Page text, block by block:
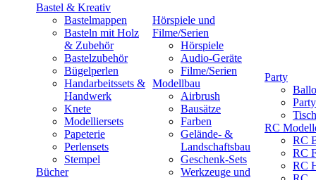
Bastel & Kreativ
Bastelmappen
Basteln mit Holz
& Zubehör
Bastelzubehör
Bügelperlen
Handarbeitssets &
Handwerk
Knete
Modelliersets
Papeterie
Perlensets
Stempel
Bücher
Hörspiele und
Filme/Serien
Hörspiele
Audio-Geräte
Filme/Serien
Modellbau
Airbrush
Bausätze
Farben
Gelände- &
Landschaftsbau
Geschenk-Sets
Werkzeuge und
Party
RC
RC
RC
RC